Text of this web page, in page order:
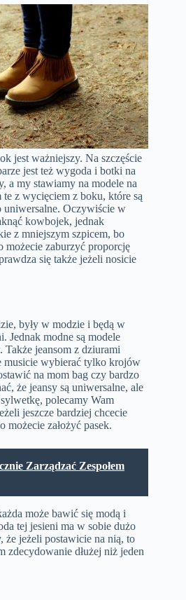
jest ważniejszy. Na szczęście
jest też wygoda i botki na
a my stawiamy na modele na
te z wycięciem z boku, które są
uniwersalne. Oczywiście w
kowbojek, jednak
z mniejszym szpicem, bo
możecie zaburzyć proporcję
się także jeżeli nosicie
były w modzie i będą w
Jednak modne są modele
Także jeansom z dziurami
wybierać tylko krojów
na mom bag czy bardzo
że jeansy są uniwersalne, ale
polecamy Wam
jeszcze bardziej chcecie
możecie założyć pasek.
Zarządzać Zespołem
może bawić się modą i
tej jesieni ma w sobie dużo
że jeżeli postawicie na nią, to
zdecydowanie dłużej niż jeden